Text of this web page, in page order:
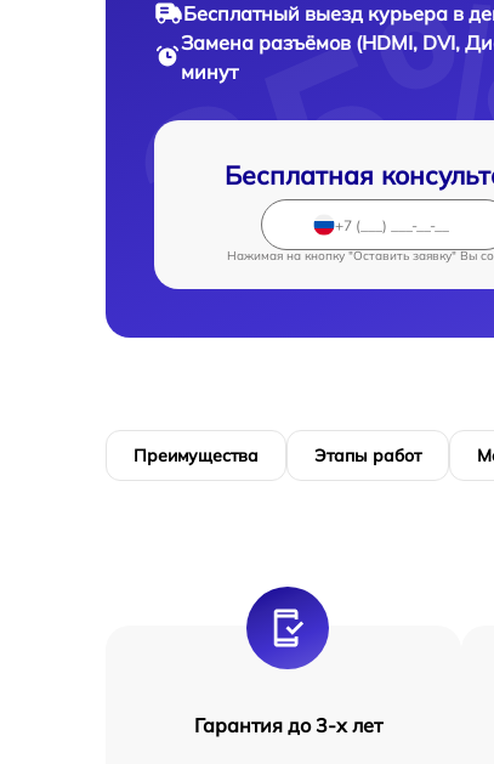
Бесплатный выезд курьера в
Замена разъёмов (HDMI, DVI,
минут
Бесплатная
Нажимая на кнопку "Оставить заявку" Вы
Преимущества Этапы работ
Гарантия до 3-х лет